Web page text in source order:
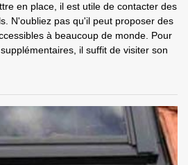
en place, il est utile de contacter des
N'oubliez pas qu'il peut proposer des
à beaucoup de monde. Pour
il suffit de visiter son